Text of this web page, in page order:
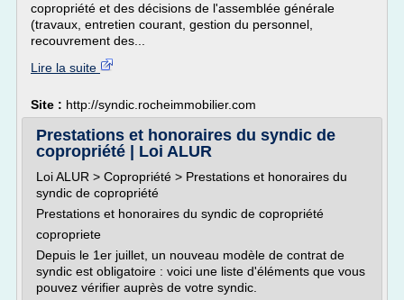
copropriété et des décisions de l'assemblée générale
(travaux, entretien courant, gestion du personnel,
recouvrement des...
Lire la suite
Site : http://syndic.rocheimmobilier.com
Prestations et honoraires du syndic de
copropriété | Loi ALUR
Loi ALUR > Copropriété > Prestations et honoraires du
syndic de copropriété
Prestations et honoraires du syndic de copropriété
copropriete
Depuis le 1er juillet, un nouveau modèle de contrat de
syndic est obligatoire : voici une liste d'éléments que vous
pouvez vérifier auprès de votre syndic.